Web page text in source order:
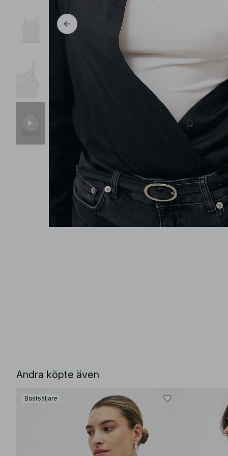
Andra köpte även
Bästsäljare